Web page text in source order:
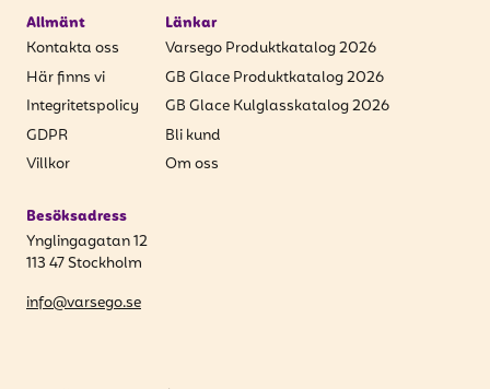
E-postadress
PRENUMERERA
Allmänt
Kontakta oss
Här finns vi
Integritetspolicy
GDPR
Villkor
Länkar
Varsego Produktkatalog 2026
GB Glace Produktkatalog 2026
GB Glace Kulglasskatalog 2026
Bli kund
Om oss
Besöksadress
Ynglingagatan 12
113 47 Stockholm
info@varsego.se